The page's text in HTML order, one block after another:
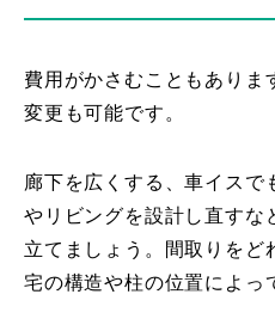
費用がかさむこともありま
変更も可能です。
廊下を広くする、車イスで
やリビングを設計し直すな
立てましょう。間取りをど
宅の構造や柱の位置によっ